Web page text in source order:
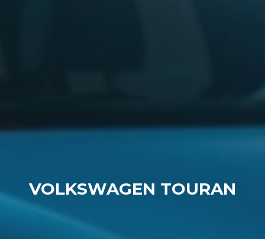
VOLKSWAGEN TOURAN